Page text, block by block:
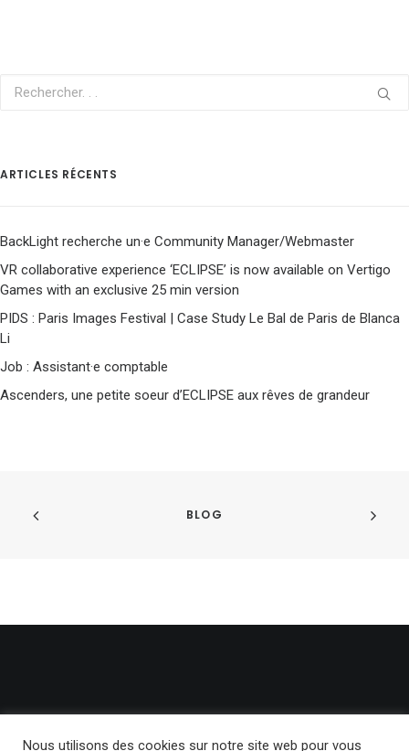
ARTICLES RÉCENTS
BackLight recherche un·e Community Manager/Webmaster
VR collaborative experience ‘ECLIPSE’ is now available on Vertigo
Games with an exclusive 25 min version
PIDS : Paris Images Festival | Case Study Le Bal de Paris de Blanca
Li
Job : Assistant·e comptable
Ascenders, une petite soeur d’ECLIPSE aux rêves de grandeur
BLOG
Nous utilisons des cookies sur notre site web pour vous